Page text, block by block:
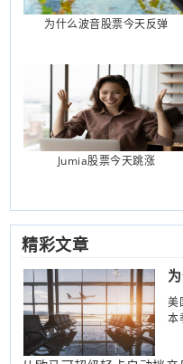
为什么波音股票今天反弹
Jumia股票今天跳涨
精彩文章
美
本